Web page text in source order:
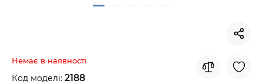
Немає в наявності
Код моделі: 2188